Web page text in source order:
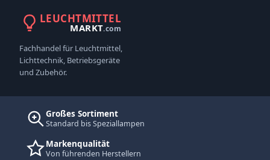
LEUCHTMITTEL
MARKT.com
Fachhandel für Leuchtmittel,
Lichttechnik, Betriebsgeräte
und Zubehör.
Großes Sortiment
Standard bis Speziallampen
Markenqualität
Von führenden Herstellern